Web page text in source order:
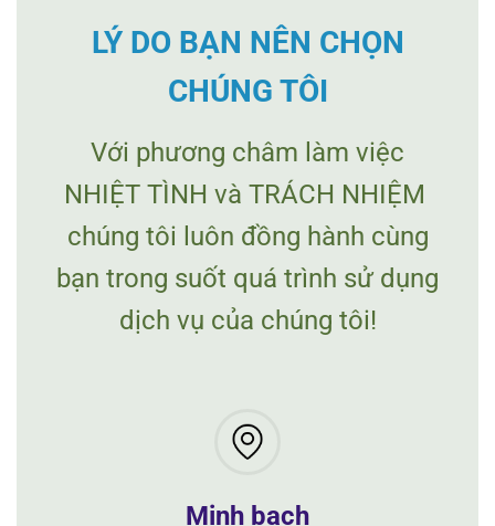
LÝ DO BẠN NÊN CHỌN
CHÚNG TÔI
Với phương châm làm việc
NHIỆT TÌNH và TRÁCH NHIỆM
chúng tôi luôn đồng hành cùng
bạn trong suốt quá trình sử dụng
dịch vụ của chúng tôi!
Minh bạch